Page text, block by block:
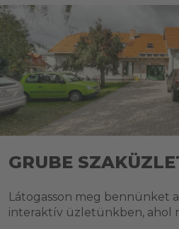
GRUBE
Látogasson meg bennünket
interaktív üzletünkben, ahol